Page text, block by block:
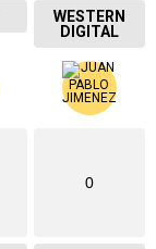
WESTERN
DIGITAL
0